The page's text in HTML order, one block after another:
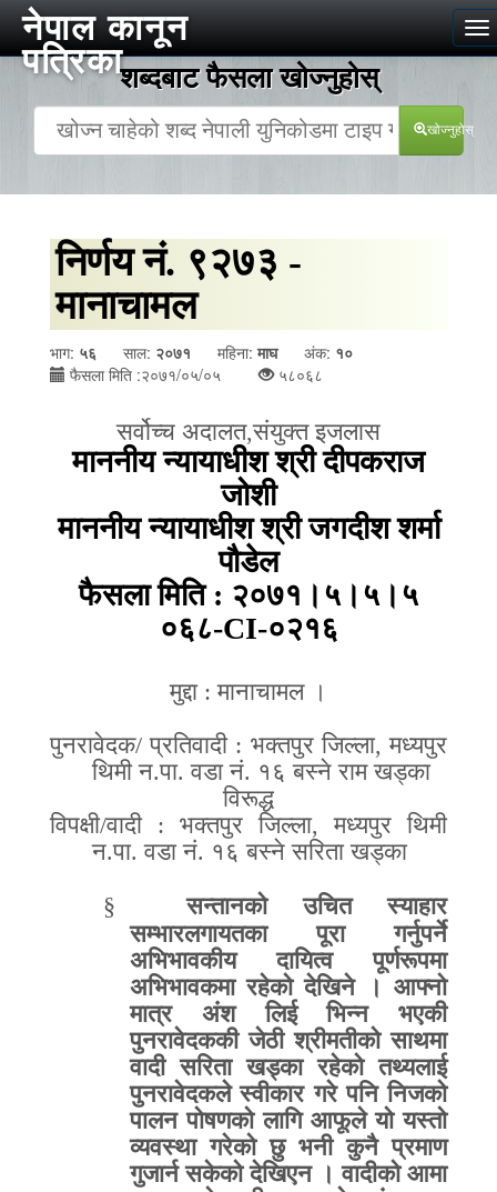
नेपाल कानून
पत्रिकाशब्दबाट फैसला खोज्‍नुहोस्
खोज्‍नुहोस्
निर्णय नं. ९२७३ -
मानाचामल
भाग: ५६ साल: २०७१ महिना:माघ अंक: १०
फैसला मिति :२०७१/०५/०५
५८०६८
सर्वोच्च अदालत,संयुक्त इजलास
माननीय न्यायाधीश श्री दीपकराज
जोशी
माननीय न्यायाधीश श्री जगदीश शर्मा
पौडेल
फैसला मिति: २०७१।५।५।५
०६८-CI-०२१६
मुद्दा:मानाचामल ।
पुनरावेदक/प्रतिवादी: भक्तपुर जिल्ला,मध्यपुर
थिमी न.पा.वडा नं. १६ बस्ने राम खड्का
विरूद्ध
विपक्षी/वादी: भक्तपुर जिल्ला,मध्यपुर थिमी
न.पा.वडा नं. १६ बस्ने सरिता खड्का
§
सन्तानको उचित स्याहार
सम्भारलगायतका पूरा गर्नुपर्ने
अभिभावकीय दायित्व पूर्णरूपमा
अभिभावकमा रहेको देखिने । आफ्नो
मात्र अंश लिई भिन्न भएकी
पुनरावेदककी जेठी श्रीमतीको साथमा
वादी सरिता खड्का रहेको तथ्यलाई
पुनरावेदकले स्वीकार गरे पनि निजको
पालन पोषणको लागि आफूले यो यस्तो
व्यवस्था गरेको छु भनी कुनै प्रमाण
गुजार्न सकेको देखिएन । वादीको आमा